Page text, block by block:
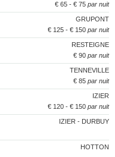
€ 65 - € 75 par nuit
GRUPONT
€ 125 - € 150 par nuit
RESTEIGNE
€ 90 par nuit
TENNEVILLE
€ 85 par nuit
IZIER
€ 120 - € 150 par nuit
IZIER - DURBUY
HOTTON